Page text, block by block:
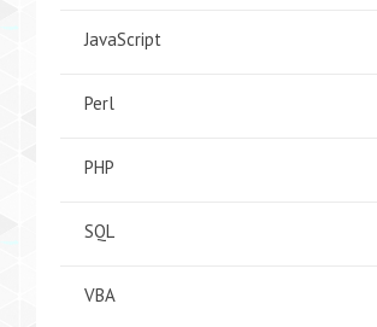
JavaScript
Perl
PHP
SQL
VBA